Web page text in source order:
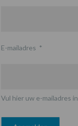
E-mailadres *
Vul hier uw e-mailadres in